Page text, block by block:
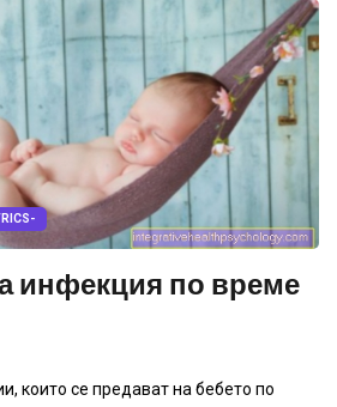
инфекция по време
които се предават на бебето по